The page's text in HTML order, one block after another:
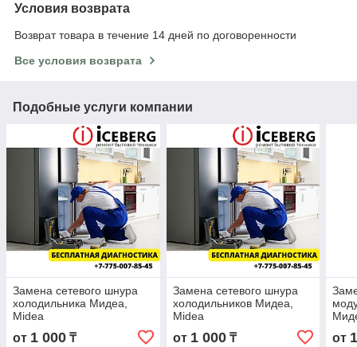
Условия возврата
Возврат товара в течение 14 дней по договоренности
Все условия возврата
Подобные услуги компании
Замена сетевого шнура
холодильника Мидеа,
Midea
от 1 000 ₸
Замена сетевого шнура
холодильников Мидеа,
Midea
от 1 000₸ от